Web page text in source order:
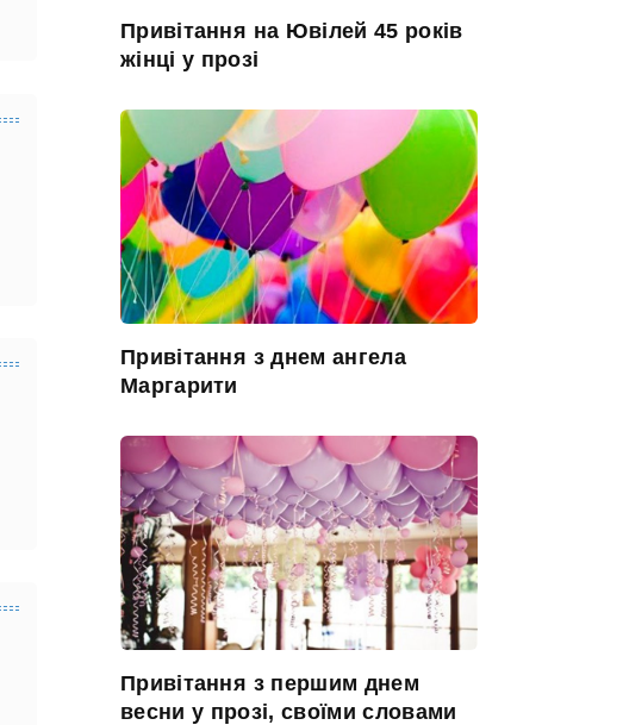
Привітання на Ювілей 45 років
жінці у прозі
Привітання з днем ангела
Маргарити
Привітання з першим днем
весни у прозі, своїми словами